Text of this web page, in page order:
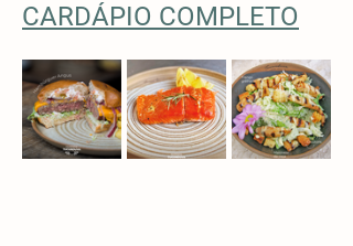
CARDÁPIO COMPLETO